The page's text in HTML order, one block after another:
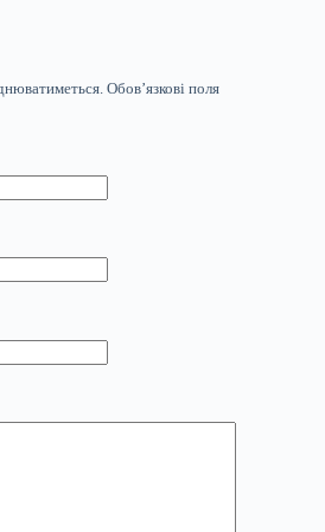
Обов’язкові поля